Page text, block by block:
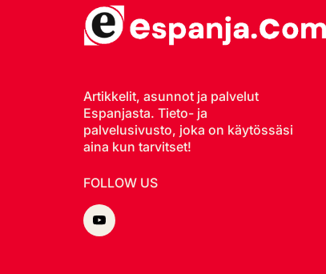
Artikkelit, asunnot ja palvelut
Espanjasta. Tieto- ja
palvelusivusto, joka on käytössäsi
aina kun tarvitset!
FOLLOW US